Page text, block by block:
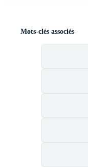
Mots-clés associés